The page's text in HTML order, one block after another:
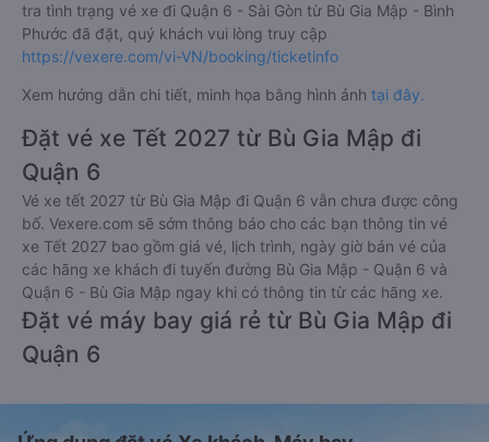
tra tình trạng vé xe đi Quận 6 - Sài Gòn từ Bù Gia Mập - Bình
Phước đã đặt, quý khách vui lòng truy cập
https://vexere.com/vi-VN/booking/ticketinfo
Xem hướng dẫn chi tiết, minh họa bằng hình ảnh tại đây.
Đặt vé xe Tết 2027 từ Bù Gia Mập đi
Quận 6
Vé xe tết 2027 từ Bù Gia Mập đi Quận 6 vẫn chưa được công
bố. Vexere.com sẽ sớm thông báo cho các bạn thông tin vé
xe Tết 2027 bao gồm giá vé, lịch trình, ngày giờ bán vé của
các hãng xe khách đi tuyến đường Bù Gia Mập - Quận 6 và
Quận 6 - Bù Gia Mập ngay khi có thông tin từ các hãng xe.
Đặt vé máy bay giá rẻ từ Bù Gia Mập đi
Quận 6